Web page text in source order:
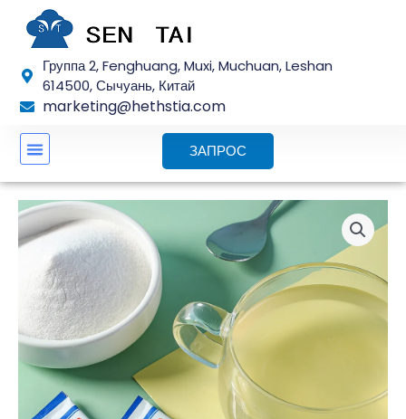
Перейти
Группа 2, Fenghuang, Muxi, Muchuan, Leshan
614500, Сычуань, Китай
marketing@hethstia.com
ЗАПРОС